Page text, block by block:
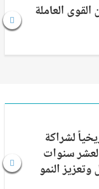
العاملة
لشراكة
لعشر سنوات
النمو